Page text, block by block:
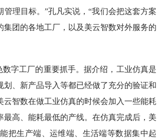
理目标。”孔凡实说，“我们会把这套方案
团的各地工厂，以及美云智数对外服务的
字工厂的重要抓手。据介绍，工业仿真是
、新产品导入等都已经做了充分的验证和
智数在做工业仿真的时候会加入一些能耗
高、能耗最低的产线。在仿真完成后，美
把生产端、运维端、生活端等数据集中起